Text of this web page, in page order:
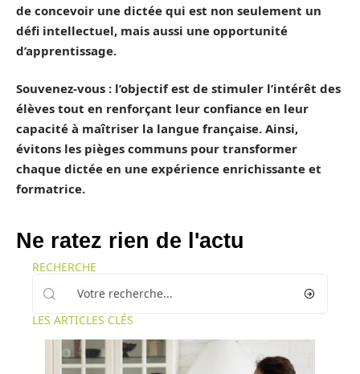
de concevoir une dictée qui est non seulement un
défi intellectuel, mais aussi une opportunité
d’apprentissage.
Souvenez-vous : l’objectif est de stimuler l’intérêt des
élèves tout en renforçant leur confiance en leur
capacité à maîtriser la langue française. Ainsi,
évitons les pièges communs pour transformer
chaque dictée en une expérience enrichissante et
formatrice.
Ne ratez rien de l'actu
RECHERCHE
LES ARTICLES CLÉS